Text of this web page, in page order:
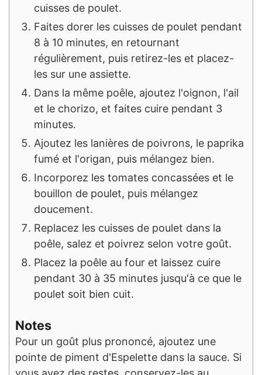
cuisses de poulet.
Faites dorer les cuisses de poulet pendant
8 à 10 minutes, en retournant
régulièrement, puis retirez-les et placez-
les sur une assiette.
Dans la même poêle, ajoutez l'oignon, l'ail
et le chorizo, et faites cuire pendant 3
minutes.
Ajoutez les lanières de poivrons, le paprika
fumé et l'origan, puis mélangez bien.
Incorporez les tomates concassées et le
bouillon de poulet, puis mélangez
doucement.
Replacez les cuisses de poulet dans la
poêle, salez et poivrez selon votre goût.
Placez la poêle au four et laissez cuire
pendant 30 à 35 minutes jusqu'à ce que le
poulet soit bien cuit.
Notes
Pour un goût plus prononcé, ajoutez une
pointe de piment d'Espelette dans la sauce. Si